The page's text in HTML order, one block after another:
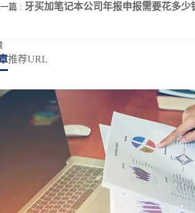
一篇 : 牙买加笔记本公司年报申报需要花多少
推荐URL